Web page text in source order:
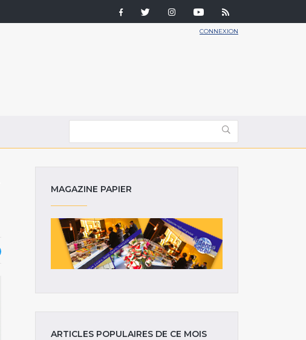
CONNEXION
MAGAZINE PAPIER
ARTICLES POPULAIRES DE CE MOIS